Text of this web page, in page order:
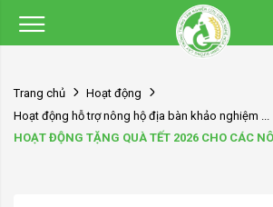
Trang chủ
Hoạt động
Hoạt động hỗ trợ nông hộ địa bàn khảo nghiệm ...
HOẠT ĐỘNG TẶNG QUÀ TẾT 2026 CHO CÁC